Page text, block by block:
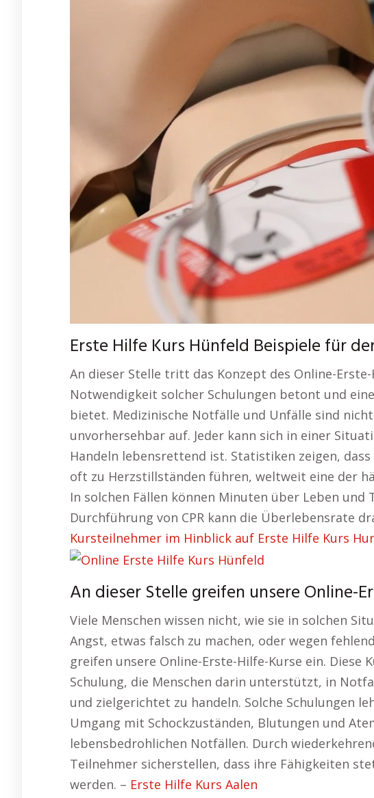
Erste Hilfe Kurs Hünfeld Beispiele für
An dieser Stelle tritt das Konzept des Online-
Notwendigkeit solcher Schulungen betont und
bietet. Medizinische Notfälle und Unfälle sind
unvorhersehbar auf. Jeder kann sich in einer
Handeln lebensrettend ist. Statistiken zeigen,
oft zu Herzstillständen führen, weltweit eine der
In solchen Fällen können Minuten über Leben
Durchführung von CPR kann die Überlebensrate
Kursteilnehmer im Hinblick auf Erste Hilfe Kurs
An dieser Stelle greifen unsere Online-
Viele Menschen wissen nicht, wie sie in solchen
Angst, etwas falsch zu machen, oder wegen
greifen unsere Online-Erste-Hilfe-Kurse ein. Diese
Schulung, die Menschen darin unterstützt, in
und zielgerichtet zu handeln. Solche Schulungen
Umgang mit Schockzuständen, Blutungen und
lebensbedrohlichen Notfällen. Durch
Teilnehmer sicherstellen, dass ihre Fähigkeiten
werden. – Erste Hilfe Kurs Aalen